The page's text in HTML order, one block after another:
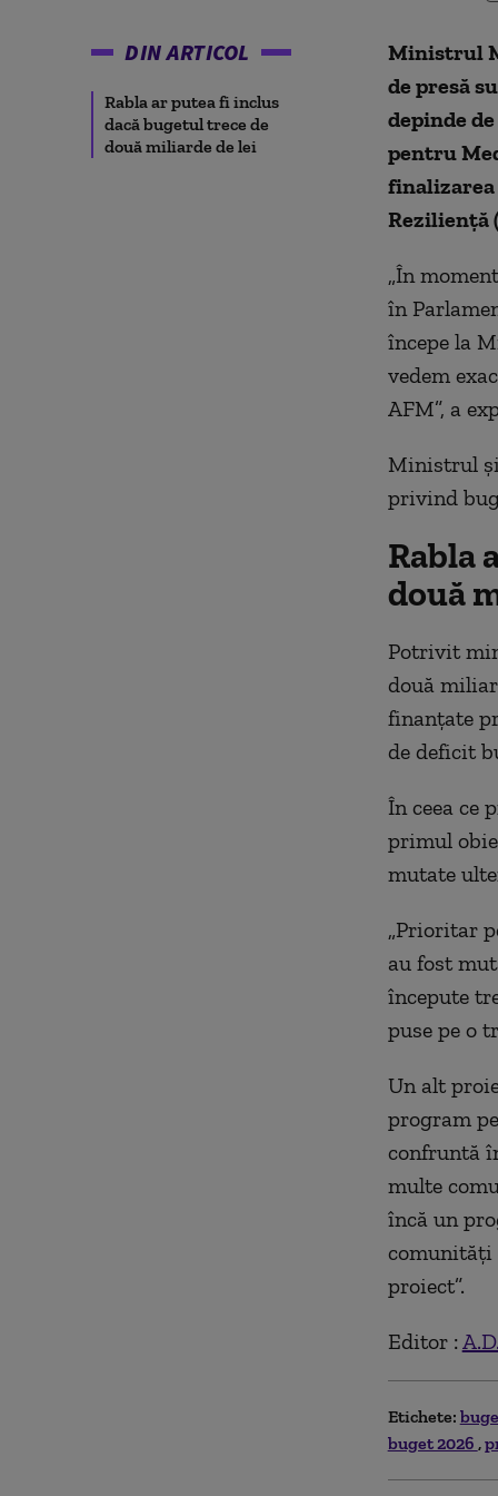
DIN ARTICOL
Rabla ar putea fi inclus
dacă bugetul trece de
două miliarde de lei
Ministrul
de presă
depinde
pentru
finalizarea
Reziliență
„În
în
începe la
vedem
AFM”, a
Ministrul
privind
Rabla
două
Potrivit
două
finanțate
de deficit
În ceea ce
primul
mutate
„Prioritar
au fost
începute
puse pe o
Un alt
program
confruntă
multe
încă un
comunități
proiect”.
Editor : A.D.
Etichete:
buget 2026